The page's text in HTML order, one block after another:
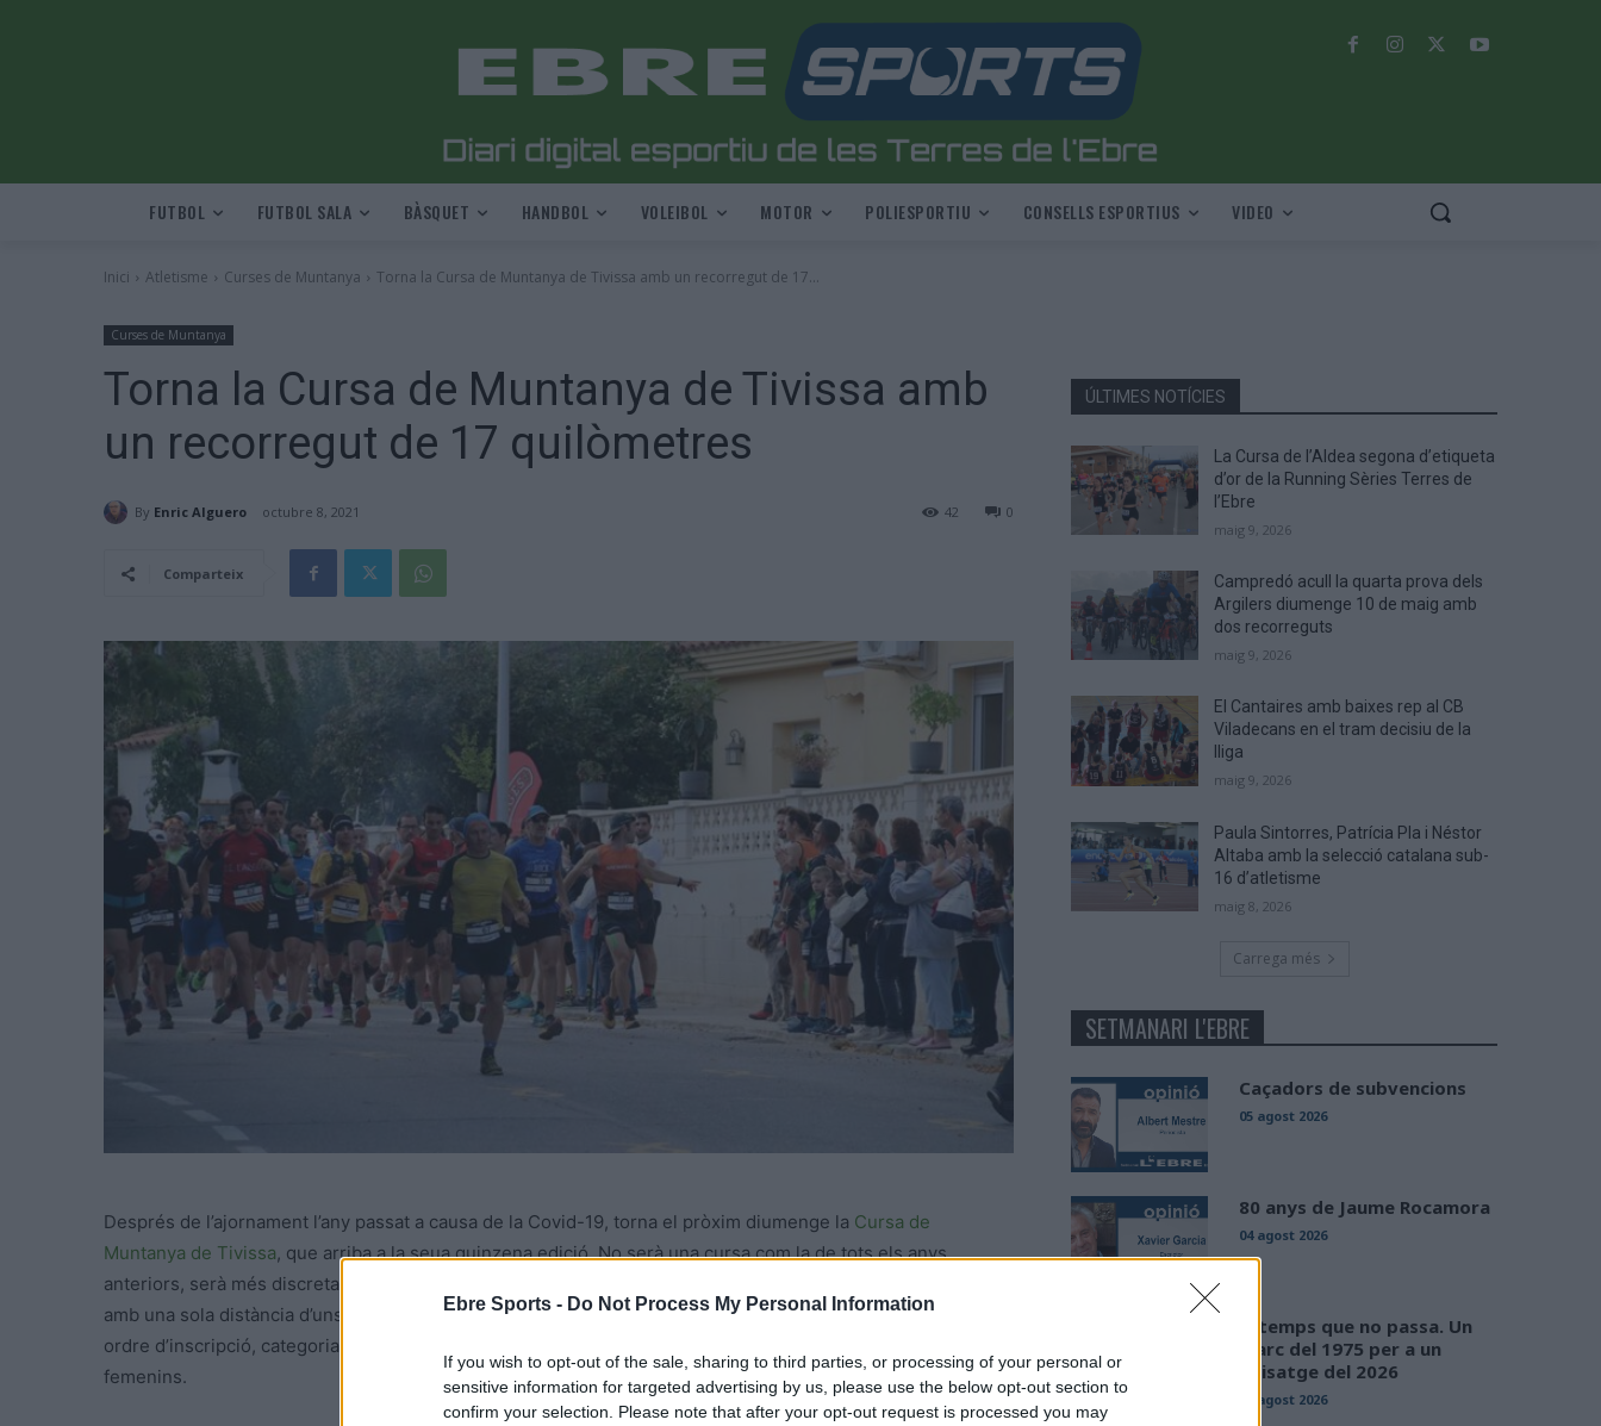
Ebre Sports - Do Not Process My Personal Information
If you wish to opt-out of the sale, sharing to third parties, or processing of your personal or
sensitive information for targeted advertising by us, please use the below opt-out section to
confirm your selection. Please note that after your opt-out request is processed you may
FUTBOL FUTBOL SALA BÀSQUET HANDBOL VOLEIBOL MOTOR POLIESPORTIU CONSELLS ESPORTIUS VIDEO
Inici Atletisme Curses de Muntanya Torna la Cursa de Muntanya de Tivissa amb un recorregut de 17...
Curses de Muntanya
Torna la Cursa de Muntanya de Tivissa amb
un recorregut de 17 quilòmetres
By Enric Alguero octubre 8, 2021 0
42
Comparteix
Després de l’ajornament l’any passat a causa de la Covid-19, torna el pròxim diumenge la Cursa de
Muntanya de Tivissa, que arriba a la seua quinzena edició. No serà una cursa com la de tots els anys
anteriors, serà més discreta i senzilla, però amb tota l’essència de la cursa de Tivissa, cresta, roca, pedra,
amb una sola distància d’uns 17 Km. Els organitzadors han introduïtalguns canvis, amb 150 participants per
ordre d’inscripció, categoria única amb premi per als tres primers classificats absoluts masculins i
femenins.
ÚLTIMES NOTÍCIES
La Cursa de l’Aldea segona d’etiqueta
d’or de la Running Sèries Terres de
l’Ebre
maig 9, 2026
Campredó acull la quarta prova dels
Argilers diumenge 10 de maig amb
dos recorreguts
maig 9, 2026
El Cantaires amb baixes rep al CB
Viladecans en el tram decisiu de la
lliga
maig 9, 2026
Paula Sintorres, Patrícia Pla i Néstor
Altaba amb la selecció catalana sub-
16 d’atletisme
maig 8, 2026
Carrega més
SETMANARI L'EBRE
Caçadors de subvencions
05 agost 2026
80 anys de Jaume Rocamora
04 agost 2026
El temps que no passa. Un
marc del 1975 per a un
paisatge del 2026
03 agost 2026